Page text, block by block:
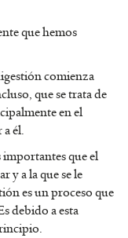
que hemos
comienza
que se trata de
en el
él.
importantes que el
y a la que se le
es un proceso que
debido a esta